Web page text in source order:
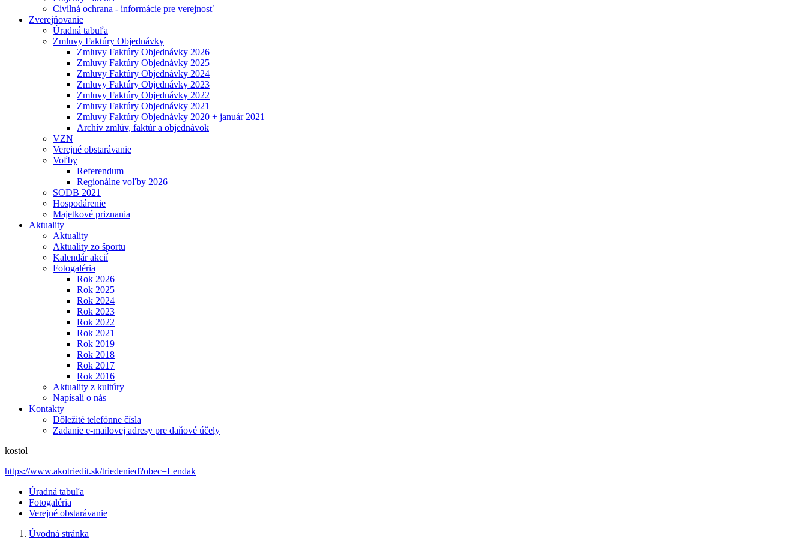
Civilná ochrana - informácie pre verejnosť
Zverejňovanie
Úradná tabuľa
Zmluvy Faktúry Objednávky
Zmluvy Faktúry Objednávky 2026
Zmluvy Faktúry Objednávky 2025
Zmluvy Faktúry Objednávky 2024
Zmluvy Faktúry Objednávky 2023
Zmluvy Faktúry Objednávky 2022
Zmluvy Faktúry Objednávky 2021
Zmluvy Faktúry Objednávky 2020 + január 2021
Archív zmlúv, faktúr a objednávok
VZN
Verejné obstarávanie
Voľby
Referendum
Regionálne voľby 2026
SODB 2021
Hospodárenie
Majetkové priznania
Aktuality
Aktuality
Aktuality zo športu
Kalendár akcií
Fotogaléria
Rok 2026
Rok 2025
Rok 2024
Rok 2023
Rok 2022
Rok 2021
Rok 2019
Rok 2018
Rok 2017
Rok 2016
Aktuality z kultúry
Napísali o nás
Kontakty
Dôležité telefónne čísla
Zadanie e-mailovej adresy pre daňové účely
kostol
https://www.akotriedit.sk/triedenied?obec=Lendak
Úradná tabuľa
Fotogaléria
Verejné obstarávanie
Úvodná stránka